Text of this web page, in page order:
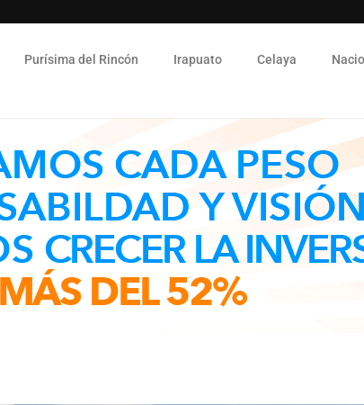
Purísima del Rincón Irapuato Celaya